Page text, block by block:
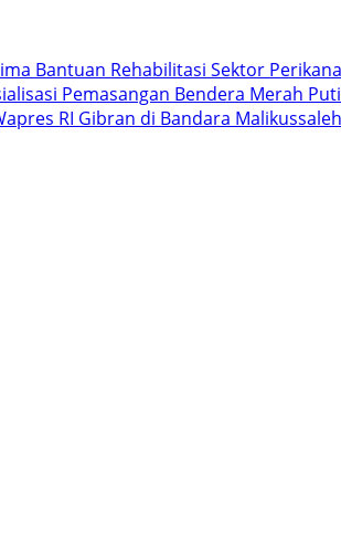
Bantuan Rehabilitasi Sektor
Pemasangan Bendera Merah
RI Gibran di Bandara Malikussaleh